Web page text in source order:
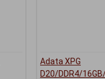
Adata XPG
D20/DDR4/